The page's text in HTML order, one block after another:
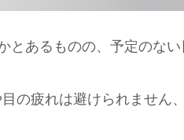
とあるものの、予定のない
の疲れは避けられません、